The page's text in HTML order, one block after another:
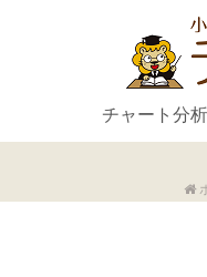
チャート分